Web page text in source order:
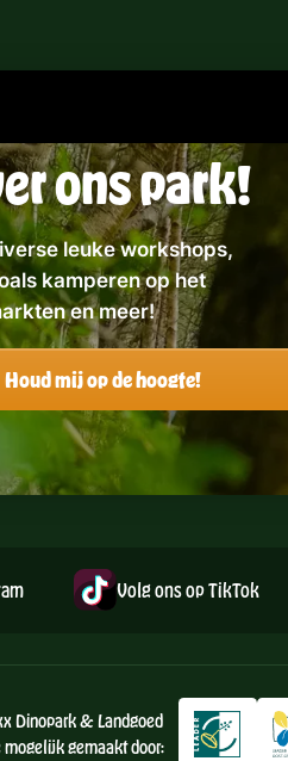
ons park!
leuke workshops,
kamperen op het
en meer!
Volg ons op TikTok
Dinopark & Landgoed
mogelijk gemaakt door: